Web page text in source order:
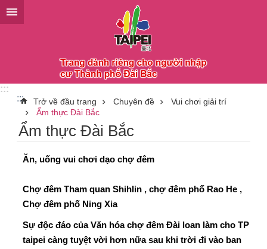
Chuyển đến khối nội dung chính
:::
:::
Trở về đầu trang Chuyên đề
Vui chơi giải trí
Ẩm thực Đài Bắc
Ẩm thực Đài Bắc
Ăn, uống vui chơi dạo chợ đêm
Chợ đêm Tham quan Shihlin , chợ đêm phố Rao He ,
Chợ đêm phố Ning Xia
Sự độc đáo của Văn hóa chợ đêm Đài loan làm cho TP
taipei càng tuyệt vời hơn nữa sau khi trời đi vào ban